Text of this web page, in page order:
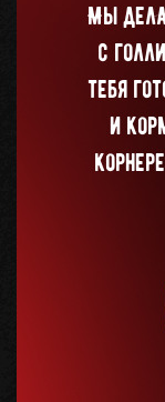
партнёром
Мы
с
тебя
и
корнере